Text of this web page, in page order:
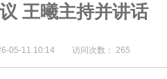
王曦主持并讲话
05-11 10:14 访问次数： 265